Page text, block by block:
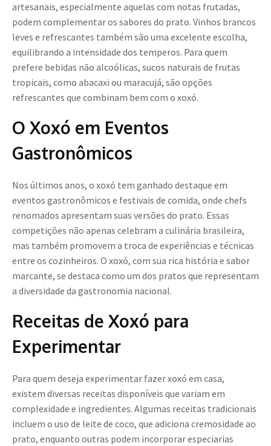
artesanais, especialmente aquelas com notas frutadas,
podem complementar os sabores do prato. Vinhos brancos
leves e refrescantes também são uma excelente escolha,
equilibrando a intensidade dos temperos. Para quem
prefere bebidas não alcoólicas, sucos naturais de frutas
tropicais, como abacaxi ou maracujá, são opções
refrescantes que combinam bem com o xoxó.
O Xoxó em Eventos
Gastronômicos
Nos últimos anos, o xoxó tem ganhado destaque em
eventos gastronômicos e festivais de comida, onde chefs
renomados apresentam suas versões do prato. Essas
competições não apenas celebram a culinária brasileira,
mas também promovem a troca de experiências e técnicas
entre os cozinheiros. O xoxó, com sua rica história e sabor
marcante, se destaca como um dos pratos que representam
a diversidade da gastronomia nacional.
Receitas de Xoxó para
Experimentar
Para quem deseja experimentar fazer xoxó em casa,
existem diversas receitas disponíveis que variam em
complexidade e ingredientes. Algumas receitas tradicionais
incluem o uso de leite de coco, que adiciona cremosidade ao
prato, enquanto outras podem incorporar especiarias